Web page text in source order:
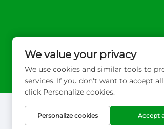
Πνευματικά
We value your privacy
We use cookies and similar tools to
services. If you don't want to accept
click Personalize cookies.
Personalize cookies Accept